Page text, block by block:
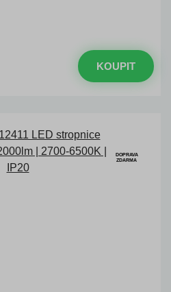
KOUPIT
DOPRAVA
ZDARMA